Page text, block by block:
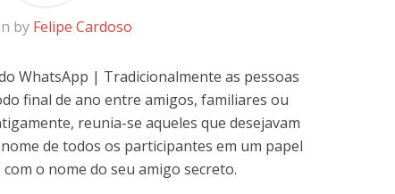
by Felipe Cardoso
WhatsApp | Tradicionalmente as pessoas
final de ano entre amigos, familiares ou
reunia-se aqueles que desejavam
de todos os participantes em um papel
o nome do seu amigo secreto.